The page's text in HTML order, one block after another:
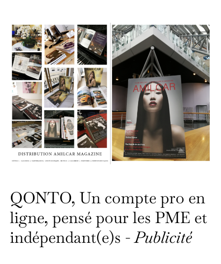
QONTO, Un compte pro en
ligne, pensé pour les PME et
indépendant(e)s -Publicité